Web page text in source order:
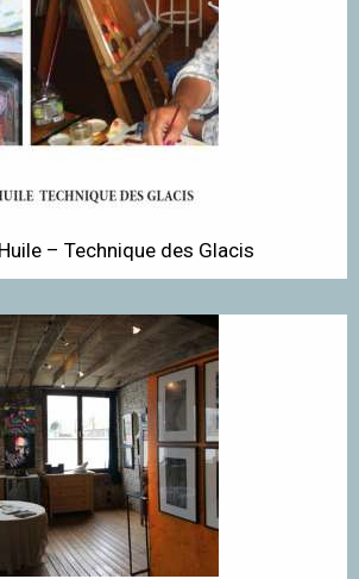
– Technique des Glacis